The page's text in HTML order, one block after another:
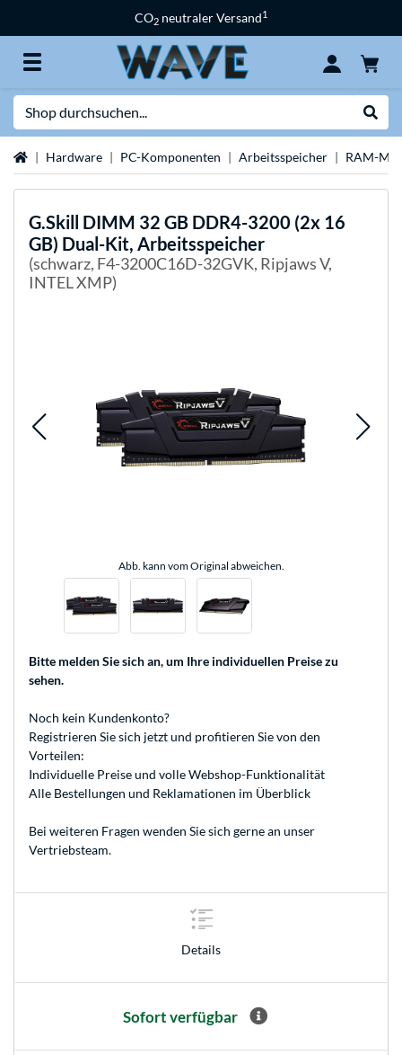
CO2 neutraler Versand1
StartseiteHardware PC-Komponenten Arbeitsspeicher RAM-
G.Skill DIMM 32 GB DDR4-3200 (2x 16
GB) Dual-Kit, Arbeitsspeicher
(schwarz, F4-3200C16D-32GVK, Ripjaws V,
INTEL XMP)
Abb. kann vom Original abweichen.
Bitte melden Sie sich an, um Ihre individuellen Preise zu
sehen.
Noch kein Kundenkonto?
Registrieren Sie sich jetzt und profitieren Sie von den
Vorteilen:
Individuelle Preise und volle Webshop-Funktionalität
Alle Bestellungen und Reklamationen im Überblick
Bei weiteren Fragen wenden Sie sich gerne an unser
Vertriebsteam.
Details
Sofort verfügbar